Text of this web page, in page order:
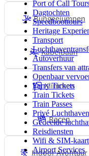
Port of Call
Dagtochten
Speedboottours
Heritage
Transport
Autoverhuur
Transfers van
Openbaar
Ferry Tickets
Train Tickets
Train Passes
Privé
Gedeelde
Reisdiensten
Wifi & SIM-
Airport Services
Bungeejumpen
Kabelbaan
Klimmen
Racen
Indoor Avontuur